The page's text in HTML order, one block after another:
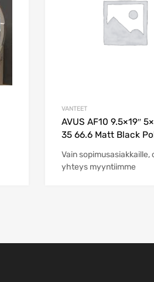
VANTEET
AVUS AF10 9.5×19″
35 66.6 Matt Black
Vain sopimusasiakkaille,
yhteys myyntiimme